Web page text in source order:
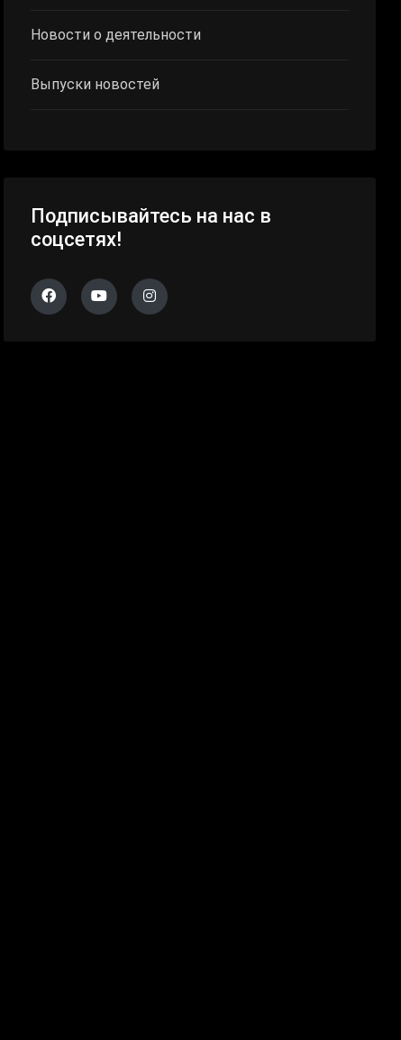
Новости о деятельности
Выпуски новостей
Подписывайтесь на нас в
соцсетях!